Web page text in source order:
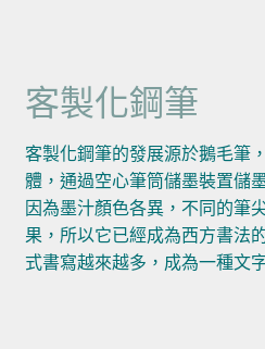
客製化鋼筆
客製化鋼筆的發展源於鵝毛筆
體，通過空心筆筒儲墨裝置儲
因為墨汁顏色各異，不同的筆
果，所以它已經成為西方書法
式書寫越來越多，成為一種文